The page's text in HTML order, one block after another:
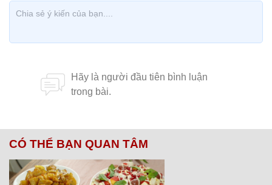
CÓ THỂ BẠN QUAN TÂM